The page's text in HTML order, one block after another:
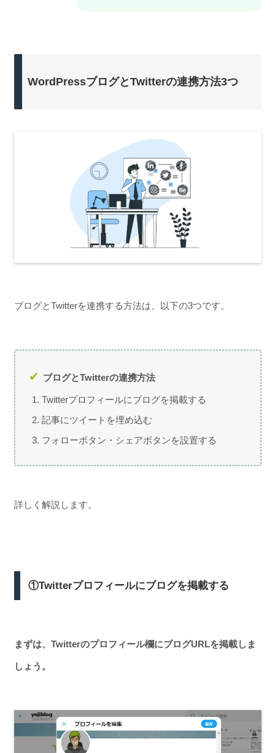
WordPressブログとTwitterの連携方法3つ
ブログとTwitterを連携する方法は、以下の3つです。
ブログとTwitterの連携方法
Twitterプロフィールにブログを掲載する
記事にツイートを埋め込む
フォローボタン・シェアボタンを設置する
詳しく解説します。
①Twitterプロフィールにブログを掲載する
まずは、Twitterのプロフィール欄にブログURLを掲載しま
しょう。